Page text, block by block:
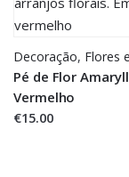
Decoração, Flores
Pé de Flor
Vermelho
€15.00